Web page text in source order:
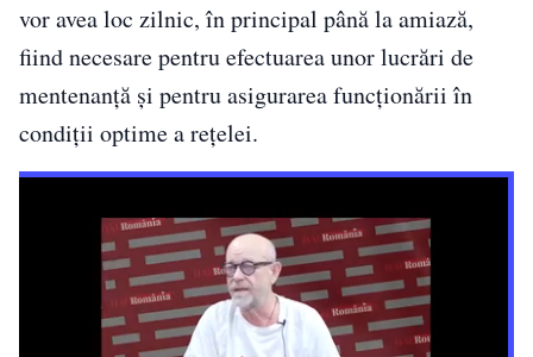
vor avea loc zilnic, în principal până la amiază,
fiind necesare pentru efectuarea unor lucrări de
mentenanță și pentru asigurarea funcționării în
condiții optime a rețelei.